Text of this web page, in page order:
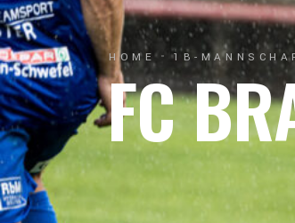
Geschichte
Junkerau
HOME 1B-
FC